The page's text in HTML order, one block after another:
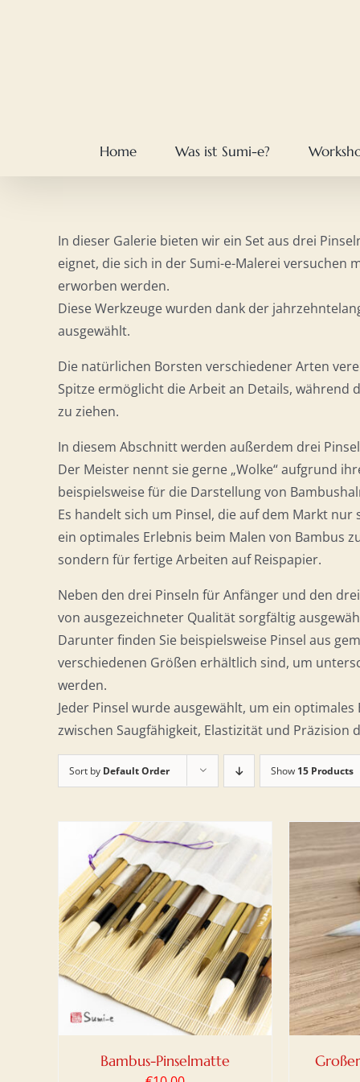
Home Was ist Sumi-e?
In dieser Galerie bieten wir ein Set aus drei
eignet, die sich in der Sumi-e-Malerei versuchen
erworben werden.
Diese Werkzeuge wurden dank der
ausgewählt.
Die natürlichen Borsten verschiedener Arten
Spitze ermöglicht die Arbeit an Details,
zu ziehen.
In diesem Abschnitt werden außerdem drei
Der Meister nennt sie gerne „Wolke“ aufgrund
beispielsweise für die Darstellung von
Es handelt sich um Pinsel, die auf dem Markt
ein optimales Erlebnis beim Malen von Bambus
sondern für fertige Arbeiten auf Reispapier.
Neben den drei Pinseln für Anfänger und den
von ausgezeichneter Qualität sorgfältig
Darunter finden Sie beispielsweise Pinsel aus
verschiedenen Größen erhältlich sind, um
werden.
Jeder Pinsel wurde ausgewählt, um ein
zwischen Saugfähigkeit, Elastizität und Präzision
Sort by Default Order Show 15 Products
Bambus-Pinselmatte
IN DEN WARENKORB / DETAILS IN